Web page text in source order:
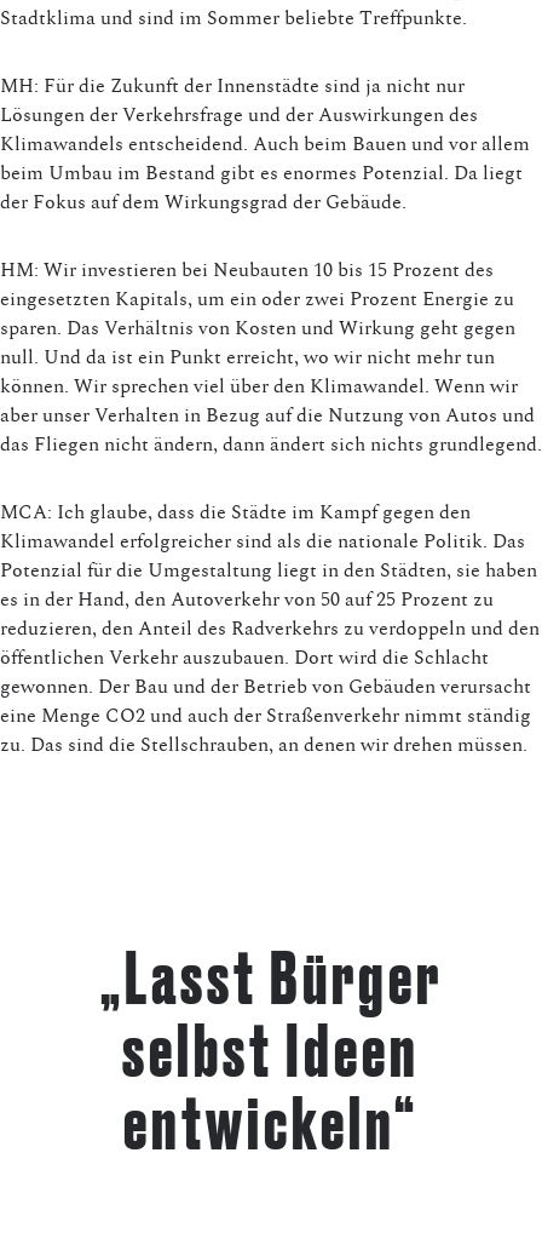
Stadtklima und sind im Sommer beliebte Treffpunkte.
MH: Für die Zukunft der Innenstädte sind ja nicht nur
Lösungen der Verkehrsfrage und der Auswirkungen des
Klimawandels entscheidend. Auch beim Bauen und vor allem
beim Umbau im Bestand gibt es enormes Potenzial. Da liegt
der Fokus auf dem Wirkungsgrad der Gebäude.
HM: Wir investieren bei Neubauten 10 bis 15 Prozent des
eingesetzten Kapitals, um ein oder zwei Prozent Energie zu
sparen. Das Verhältnis von Kosten und Wirkung geht gegen
null. Und da ist ein Punkt erreicht, wo wir nicht mehr tun
können. Wir sprechen viel über den Klimawandel. Wenn wir
aber unser Verhalten in Bezug auf die Nutzung von Autos und
das Fliegen nicht ändern, dann ändert sich nichts grundlegend.
MCA: Ich glaube, dass die Städte im Kampf gegen den
Klimawandel erfolgreicher sind als die nationale Politik. Das
Potenzial für die Umgestaltung liegt in den Städten, sie haben
es in der Hand, den Autoverkehr von 50 auf 25 Prozent zu
reduzieren, den Anteil des Radverkehrs zu verdoppeln und den
öffentlichen Verkehr auszubauen. Dort wird die Schlacht
gewonnen. Der Bau und der Betrieb von Gebäuden verursacht
eine Menge CO2 und auch der Straßenverkehr nimmt ständig
zu. Das sind die Stellschrauben, an denen wir drehen müssen.
„Lasst Bürger
selbst Ideen
entwickeln“